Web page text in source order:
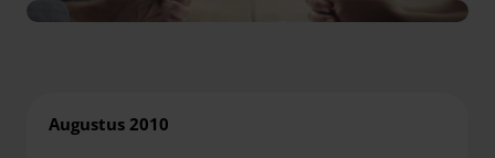
Augustus 2010